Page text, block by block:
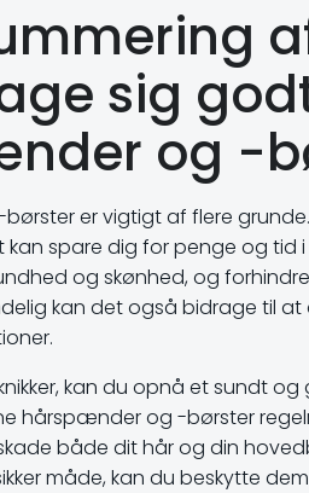
sig
og -
er vigtigt af flere
spare dig for penge og tid
og skønhed, og
kan det også bidrage til
kan du opnå et sundt og
hårspænder og -børster
både dit hår og din
måde, kan du beskytte